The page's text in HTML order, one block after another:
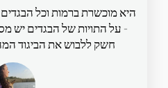
היא מוכשרת ברמות וכל
- על התויות של הבגדים יש
חשק ללבוש את הביגוד